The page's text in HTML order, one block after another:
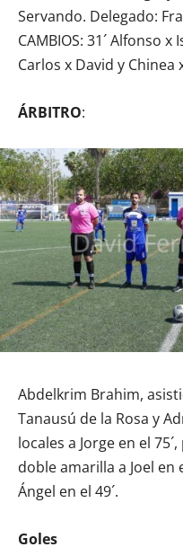
Servando. Delegado:
CAMBIOS: 31´ Alfonso x
Carlos x David y Chinea
ÁRBITRO:
Abdelkrim Brahim,
Tanausú de la Rosa y
locales a Jorge en el
doble amarilla a Joel en
Ángel en el 49´.
Goles